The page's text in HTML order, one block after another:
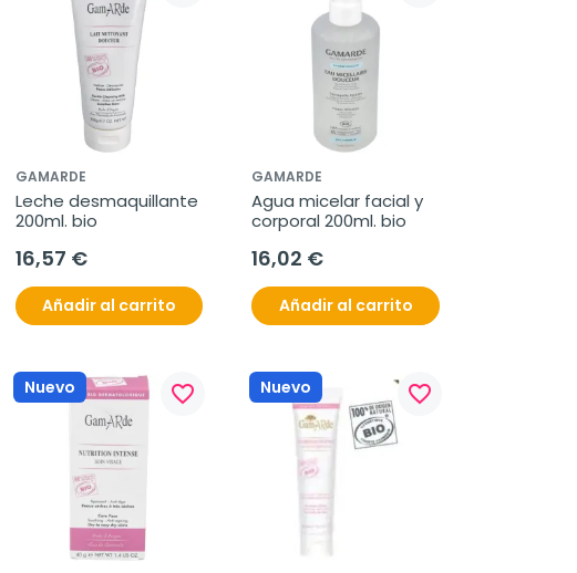
GAMARDE
Leche desmaquillante
200ml. bio
16,57 €
Añadir al carrito
GAMARDE
Agua micelar facial y
corporal 200ml. bio
16,02 €
Añadir al carrito
Nuevo favorite_border Nuevo favorite_border